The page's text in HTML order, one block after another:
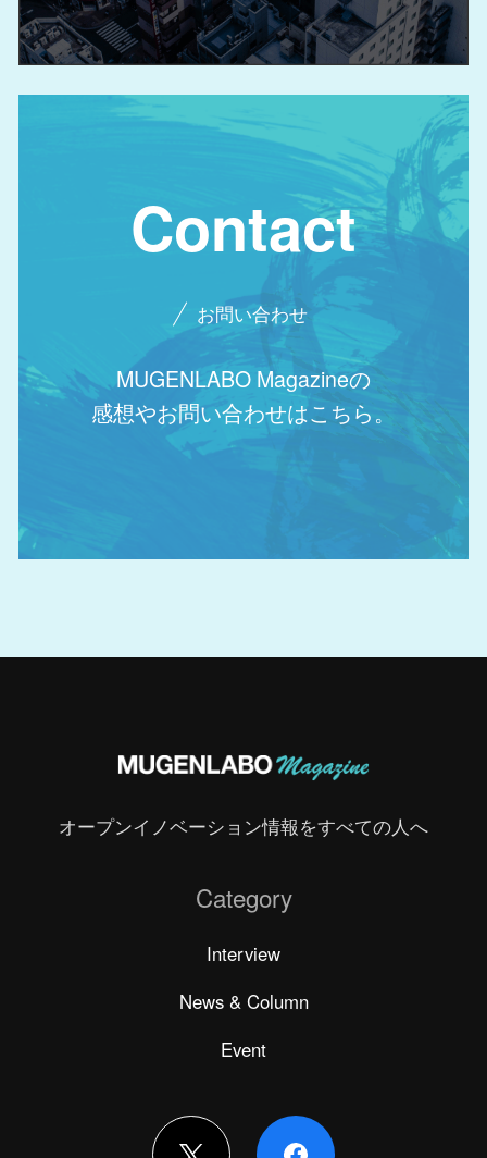
Contact
お問い合わせ
MUGENLABO Magazineの
感想やお問い合わせはこちら。
オープンイノベーション情報をすべての人へ
Category
Interview
News & Column
Event